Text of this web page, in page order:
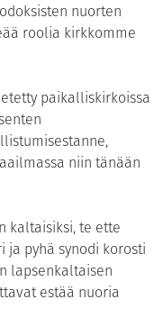
nuorten
roolia kirkkomme
paikalliskirkoissa
niin tänään
kaltaisiksi, te ette
ja pyhä synodi korosti
lapsenkaltaisen
estää nuoria